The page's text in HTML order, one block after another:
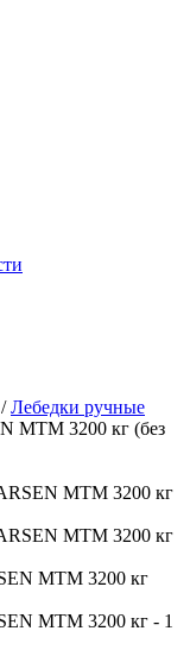
/Лебедки ручные
MTM 3200 кг (без